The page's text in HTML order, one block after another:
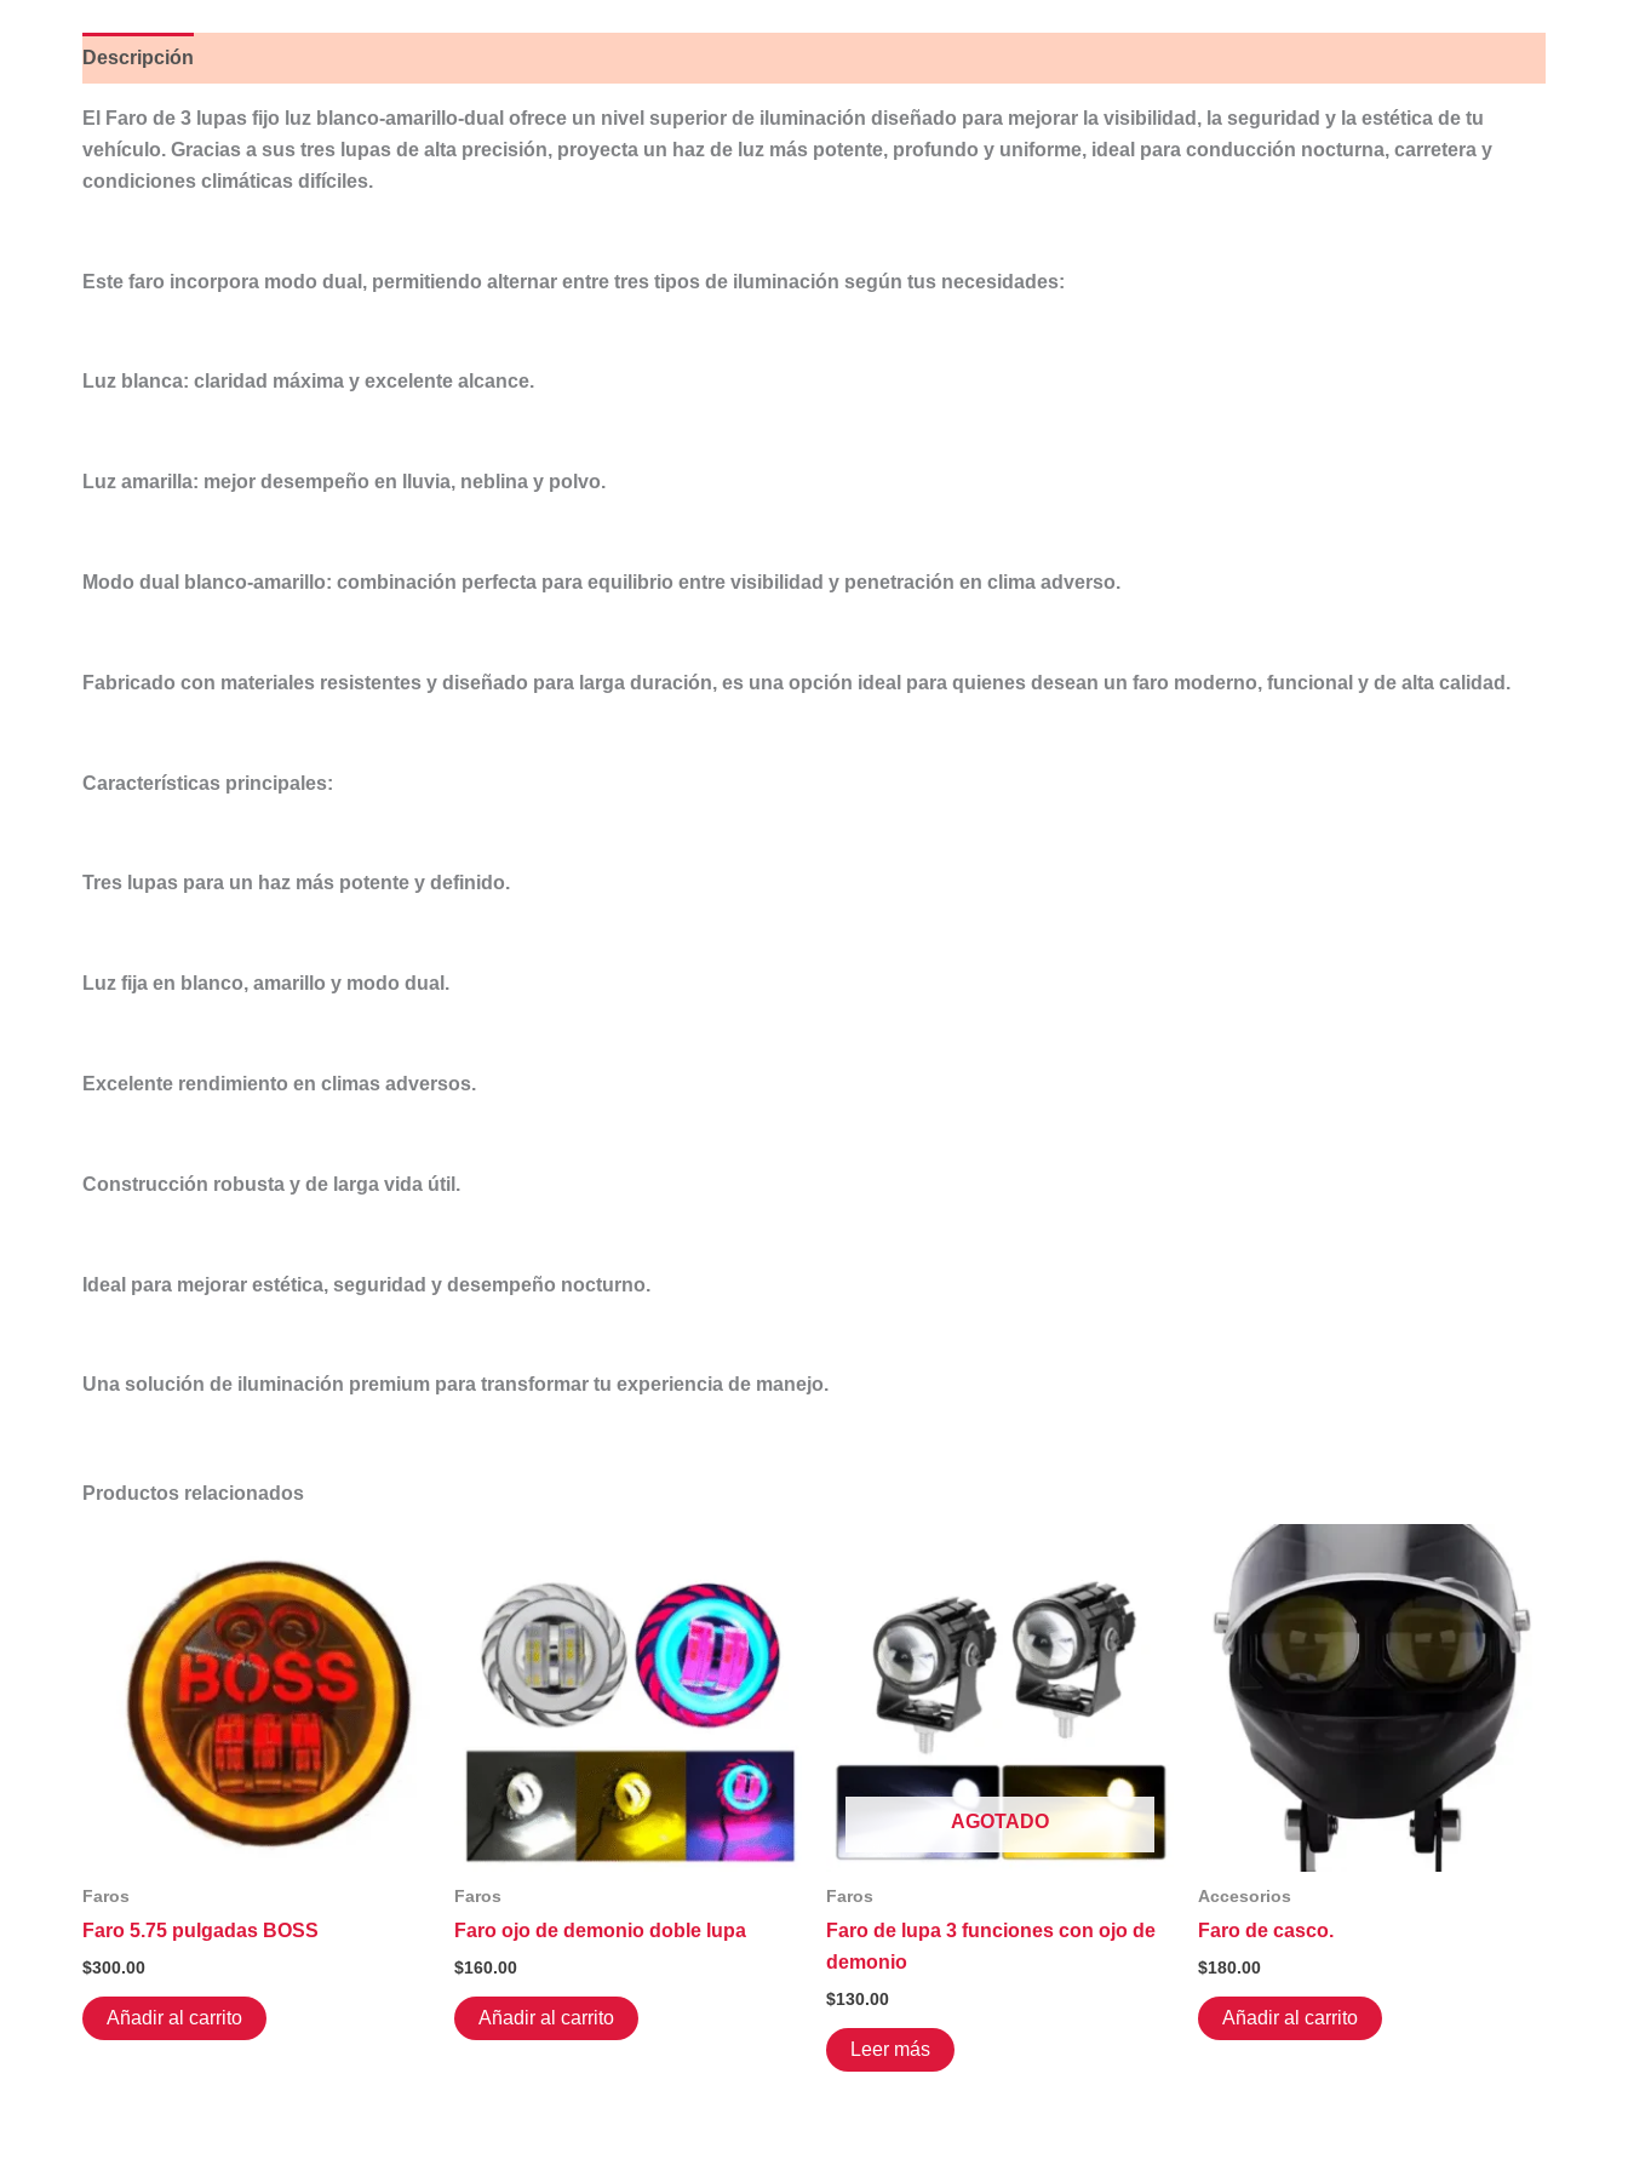
Descripción
El Faro de 3 lupas fijo luz blanco-amarillo-dual ofrece un nivel superior de iluminación diseñado para mejorar la visibilidad, la seguridad y la estética de tu
vehículo. Gracias a sus tres lupas de alta precisión, proyecta un haz de luz más potente, profundo y uniforme, ideal para conducción nocturna, carretera y
condiciones climáticas difíciles.
Este faro incorpora modo dual, permitiendo alternar entre tres tipos de iluminación según tus necesidades:
Luz blanca: claridad máxima y excelente alcance.
Luz amarilla: mejor desempeño en lluvia, neblina y polvo.
Modo dual blanco-amarillo: combinación perfecta para equilibrio entre visibilidad y penetración en clima adverso.
Fabricado con materiales resistentes y diseñado para larga duración, es una opción ideal para quienes desean un faro moderno, funcional y de alta calidad.
Características principales:
Tres lupas para un haz más potente y definido.
Luz fija en blanco, amarillo y modo dual.
Excelente rendimiento en climas adversos.
Construcción robusta y de larga vida útil.
Ideal para mejorar estética, seguridad y desempeño nocturno.
Una solución de iluminación premium para transformar tu experiencia de manejo.
Productos relacionados
Faros
Faro 5.75 pulgadas BOSS
$300.00
Añadir al carrito
Faros
Faro ojo de demonio doble lupa
$160.00
Añadir al carrito
AGOTADO
Faros
Faro de lupa 3 funciones con ojo de
demonio
$130.00
Leer más
Accesorios
Faro de casco.
$180.00
Añadir al carrito